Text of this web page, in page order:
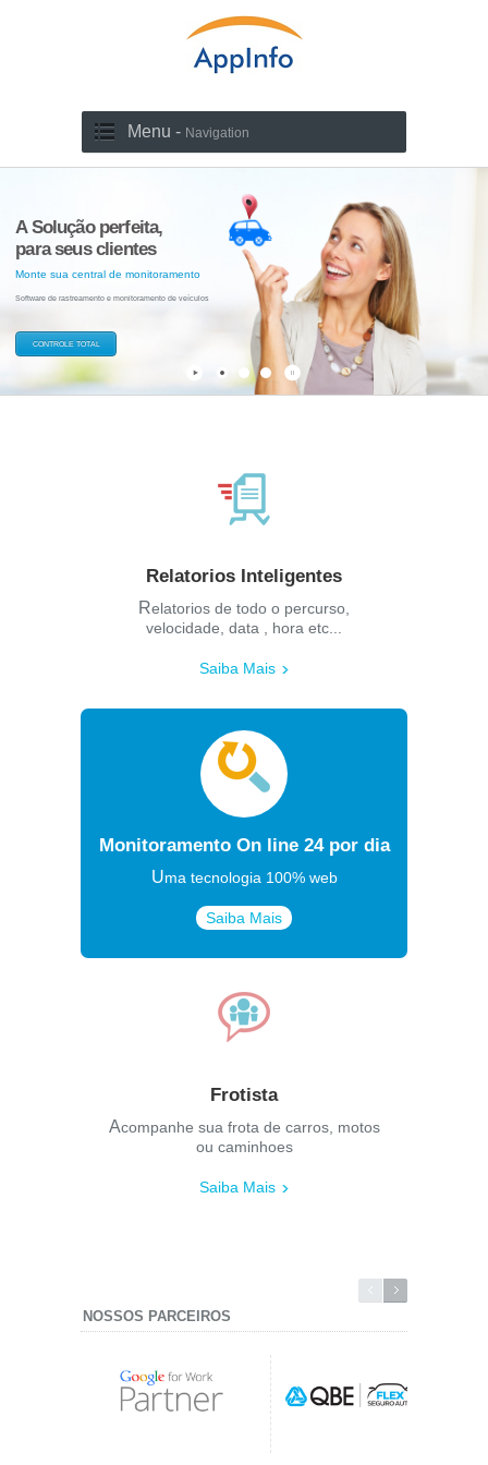
Menu - Navigation
A Solução perfeita,
para seus clientes
Monte sua central de monitoramento
Software de rastreamento e monitoramento de veículos
CONTROLE TOTAL
Relatorios Inteligentes
Relatorios de todo o percurso,
velocidade, data , hora etc...
Saiba Mais
Monitoramento On line 24 por dia
Uma tecnologia 100% web
Saiba Mais
Frotista
Acompanhe sua frota de carros, motos
ou caminhoes
Saiba Mais
NOSSOS PARCEIROS